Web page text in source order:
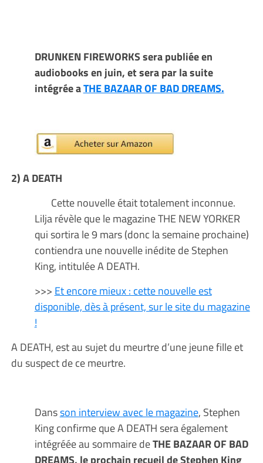
DRUNKEN FIREWORKS sera publiée en
audiobooks en juin, et sera par la suite
intégrée aTHE BAZAAR OF BAD DREAMS.
2) A DEATH
Cette nouvelle était totalement inconnue.
Lilja révèle que le magazine THE NEW YORKER
qui sortira le 9 mars (donc la semaine prochaine)
contiendra une nouvelle inédite de Stephen
King, intitulée A DEATH.
>>> Et encore mieux : cette nouvelle est
disponible, dès à présent, sur le site du magazine
!
A DEATH, est au sujet du meurtre d’une jeune fille et
du suspect de ce meurtre.
Dansson interview avec le magazine, Stephen
King confirme que A DEATH sera également
intégréée au sommaire deTHE BAZAAR OF BAD
DREAMS, le prochain recueil de Stephen King